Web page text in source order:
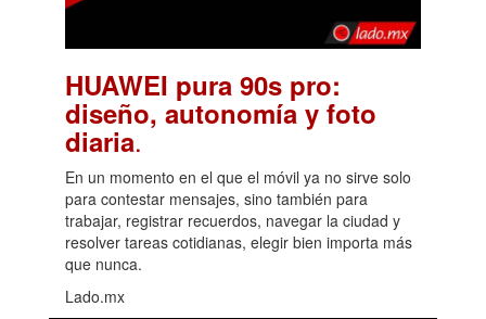
HUAWEI pura 90s pro:
diseño, autonomía y foto
diaria.
En un momento en el que el móvil ya no sirve solo
para contestar mensajes, sino también para
trabajar, registrar recuerdos, navegar la ciudad y
resolver tareas cotidianas, elegir bien importa más
que nunca.
Lado.mx